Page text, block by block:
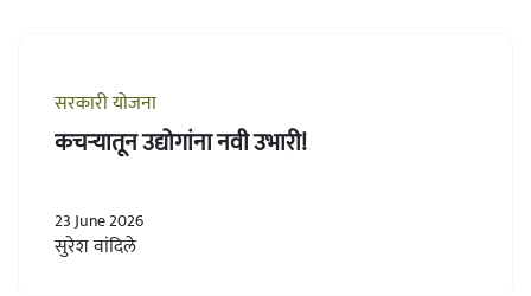
सरकारी योजना
कचऱ्यातून उद्योगांना नवी उभारी!
23 June 2026
सुरेश वांदिले